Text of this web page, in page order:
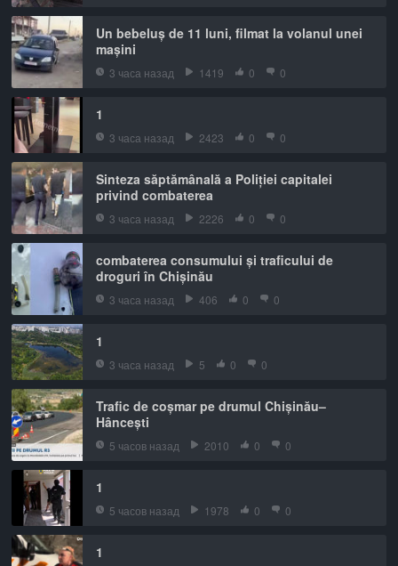
Un bebeluș de 11 luni, filmat la volanul unei
mașini
3 часа назад 1419 0 0
1
3 часа назад 2423 0 0
Sinteza săptămânală a Poliției capitalei
privind combaterea
3 часа назад 2226 0 0
combaterea consumului și traficului de
droguri în Chișinău
3 часа назад 406 0 0
1
3 часа назад 5 0 0
Trafic de coșmar pe drumul Chișinău–
Hâncești
5 часов назад 2010 0 0
1
5 часов назад 1978 0 0
1